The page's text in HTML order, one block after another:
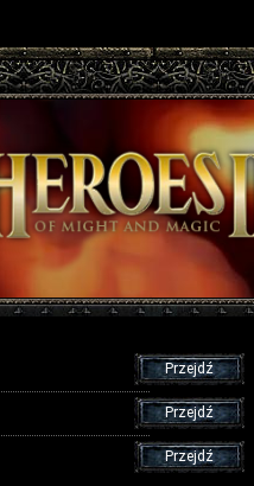
Przejdź
Przejdź
Przejdź